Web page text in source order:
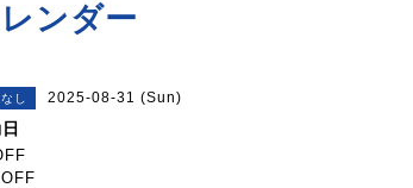
ンダー
し 2025-08-31 (Sun)